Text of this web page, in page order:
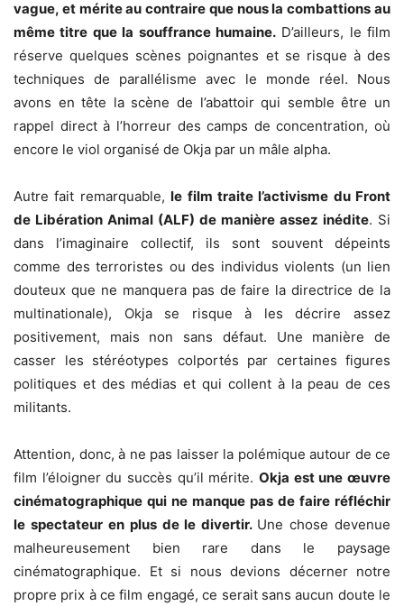
vague, et mérite au contraire que nous la combattions au
même titre que la souffrance humaine.D’ailleurs, le film
réserve quelques scènes poignantes et se risque à des
techniques de parallélisme avec le monde réel. Nous
avons en tête la scène de l’abattoir qui semble être un
rappel direct à l’horreur des camps de concentration, où
encore le viol organisé de Okja par un mâle alpha.
Autre fait remarquable,le film traite l’activisme du Front
de Libération Animal (ALF) de manière assez inédite. Si
dans l’imaginaire collectif, ils sont souvent dépeints
comme des terroristes ou des individus violents (un lien
douteux que ne manquera pas de faire la directrice de la
multinationale), Okja se risque à les décrire assez
positivement, mais non sans défaut. Une manière de
casser les stéréotypes colportés par certaines figures
politiques et des médias et qui collent à la peau de ces
militants.
Attention, donc, à ne pas laisser la polémique autour de ce
film l’éloigner du succès qu’il mérite. Okja est une œuvre
cinématographique qui ne manque pas de faire réfléchir
le spectateur en plus de le divertir. Une chose devenue
malheureusement bien rare dans le paysage
cinématographique. Et si nous devions décerner notre
propre prix à ce film engagé, ce serait sans aucun doute le